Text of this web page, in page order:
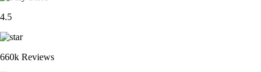
4.5
660k Reviews